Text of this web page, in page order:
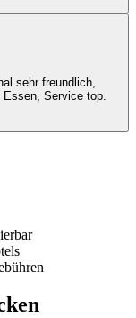
sehr freundlich,
Essen, Service top.